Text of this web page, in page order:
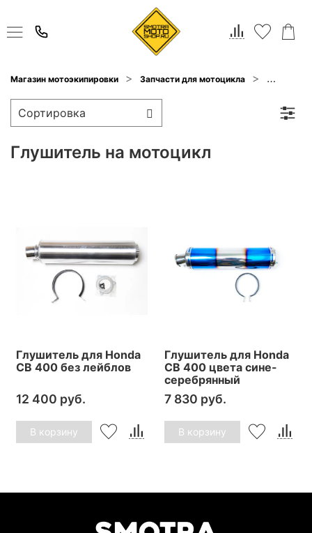
Магазин мотоэкипировки Запчасти для мотоцикла
Глушитель на мотоцикл
Глушитель для Honda
CB 400 без лейблов
12 400 руб.
В корзину
Глушитель для Honda
CB 400 цвета сине-
серебрянный
7 830 руб.
В корзину